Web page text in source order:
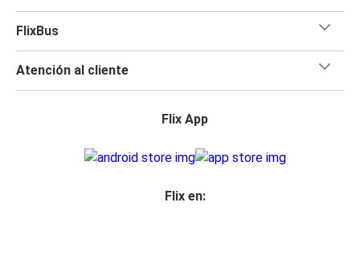
FlixBus
Atención al cliente
Flix App
Flix en: